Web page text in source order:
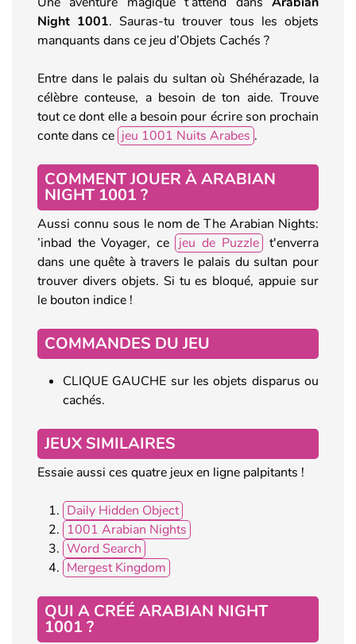
Night 1001. Sauras-tu trouver tous les objets
manquants dans ce jeu d’Objets Cachés ?
Entre dans le palais du sultan où Shéhérazade, la
célèbre conteuse, a besoin de ton aide. Trouve
tout ce dont elle a besoin pour écrire son prochain
conte dans ce jeu 1001 Nuits Arabes .
COMMENT JOUER À ARABIAN
NIGHT 1001 ?
Aussi connu sous le nom de The Arabian Nights:
’inbad the Voyager, ce jeu de Puzzle t'enverra
dans une quête à travers le palais du sultan pour
trouver divers objets. Si tu es bloqué, appuie sur
le bouton indice !
COMMANDES DU JEU
CLIQUE GAUCHE sur les objets disparus ou
cachés.
JEUX SIMILAIRES
Essaie aussi ces quatre jeux en ligne palpitants !
Daily Hidden Object
1001 Arabian Nights
Word Search
Mergest Kingdom
QUI A CRÉÉ ARABIAN NIGHT
1001 ?